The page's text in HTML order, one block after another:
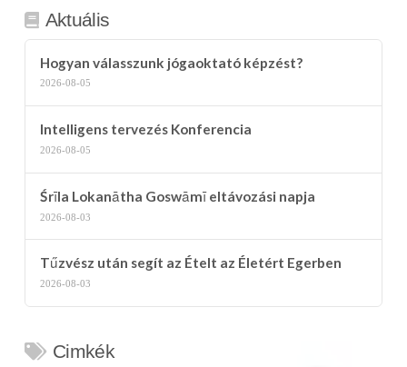
Aktuális
Hogyan válasszunk jógaoktató képzést?
2026-08-05
Intelligens tervezés Konferencia
2026-08-05
Śrīla Lokanātha Goswāmī eltávozási napja
2026-08-03
Tűzvész után segít az Ételt az Életért Egerben
2026-08-03
Cimkék